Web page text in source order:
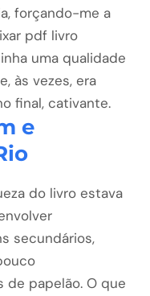
forçando-me a
pdf livro
uma qualidade
às vezes, era
final, cativante.
e
do livro estava
secundários,
de papelão. O que